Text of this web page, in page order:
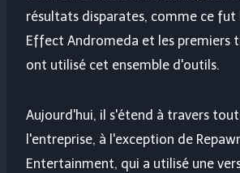
résultats disparates, comme ce fut
Effect Andromeda et les premiers
ont utilisé cet ensemble d'outils.
Aujourd'hui, il s'étend à travers
l'entreprise, à l'exception de
Entertainment, qui a utilisé une